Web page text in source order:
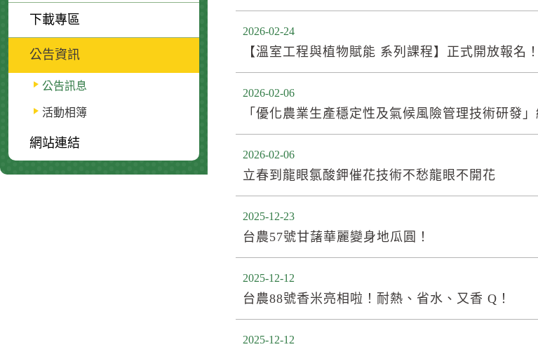
下載專區
公告資訊
公告訊息
活動相簿
網站連結
2026-02-24
【溫室工程與植物賦能 系列課程】正式開放報名！
2026-02-06
「優化農業生產穩定性及氣候風險管理技術研發
2026-02-06
立春到龍眼氯酸鉀催花技術不愁龍眼不開花
2025-12-23
台農57號甘藷華麗變身地瓜圓！
2025-12-12
台農88號香米亮相啦！耐熱、省水、又香 Q！
2025-12-12